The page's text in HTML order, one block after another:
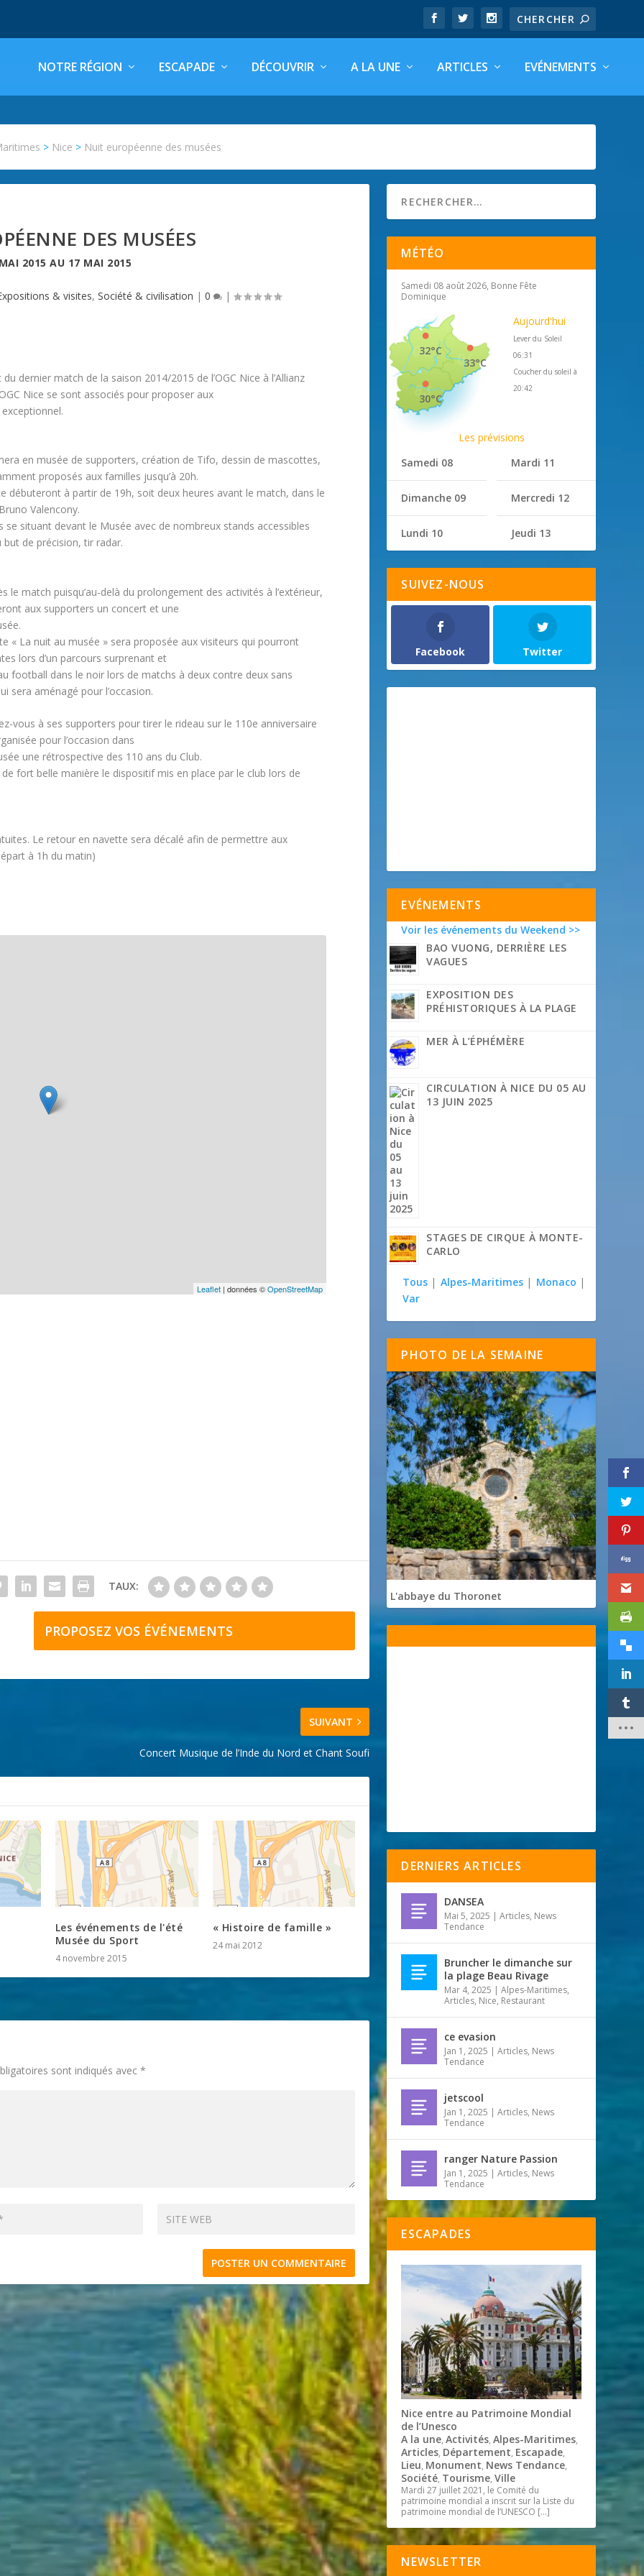
NOTRE RÉGION ESCAPADE DÉCOUVRIR A LA UNE ARTICLES EVÉNEMENTS
> Nice > Nuit européenne des musées
DES MUSÉES
2015 AU 17 MAI 2015
& visites,Société & civilisation |0 |
dernier match de la saison 2014/2015 de l’OGC Nice à l’Allianz
Nice se sont associés pour proposer aux
en musée de supporters, création de Tifo, dessin de mascottes,
proposés aux familles jusqu’à 20h.
débuteront à partir de 19h, soit deux heures avant le match, dans le
Valencony.
situant devant le Musée avec de nombreux stands accessibles
de précision, tir radar.
le match puisqu’au-delà du prolongement des activités à l’extérieur,
aux supporters un concert et une
« La nuit au musée » sera proposée aux visiteurs qui pourront
lors d’un parcours surprenant et
football dans le noir lors de matchs à deux contre deux sans
sera aménagé pour l’occasion.
vous à ses supporters pour tirer le rideau sur le 110e anniversaire
pour l’occasion dans
une rétrospective des 110 ans du Club.
fort belle manière le dispositif mis en place par le club lors de
Le retour en navette sera décalé afin de permettre aux
à 1h du matin)
Leaflet | données ©OpenStreetMap
TAUX:
PROPOSEZ VOS ÉVÉNEMENTS
SUIVANT
Concert Musique de l’Inde du Nord et Chant Soufi
Les événements de l'été
Musée du Sport
4 novembre 2015
« Histoire de famille »
24 mai 2012
sont indiqués avec*
MÉTÉO
Samedi 08 août 2026, Bonne Fête
Dominique
33°C
32°C
30°C
Aujourd'hui
Lever du Soleil
06:31
Coucher du soleil à
20:42
Les prévisions
Samedi 08
Dimanche 09
Lundi 10
Mardi 11
Mercredi 12
Jeudi 13
SUIVEZ-NOUS
Facebook Twitter
EVÉNEMENTS
Voir les événements du Weekend >>
BAO VUONG, DERRIÈRE LES
VAGUES
EXPOSITION DES
PRÉHISTORIQUES À LA PLAGE
MER À L’ÉPHÉMÈRE
CIRCULATION À NICE DU 05 AU
13 JUIN 2025
STAGES DE CIRQUE À MONTE-
CARLO
Tous | Alpes-Maritimes | Monaco |
Var
PHOTO DE LA SEMAINE
L'abbaye du Thoronet
DERNIERS ARTICLES
DANSEA
Mai 5, 2025 |Articles, News
Tendance
Bruncher le dimanche sur
la plage Beau Rivage
Mar 4, 2025 |Alpes-Maritimes,
Articles, Nice, Restaurant
ce evasion
Jan 1, 2025 |Articles, News
Tendance
jetscool
Jan 1, 2025 |Articles, News
Tendance
ranger Nature Passion
Jan 1, 2025 |Articles, News
Tendance
ESCAPADES
Nice entre au Patrimoine Mondial
de l’Unesco
A la une,Activités,Alpes-Maritimes,
Articles, Département, Escapade,
Lieu, Monument, News Tendance,
Société, Tourisme,Ville
Mardi 27 juillet 2021, le Comité du
patrimoine mondial a inscrit sur la Liste du
patrimoine mondial de l’UNESCO […]
NEWSLETTER